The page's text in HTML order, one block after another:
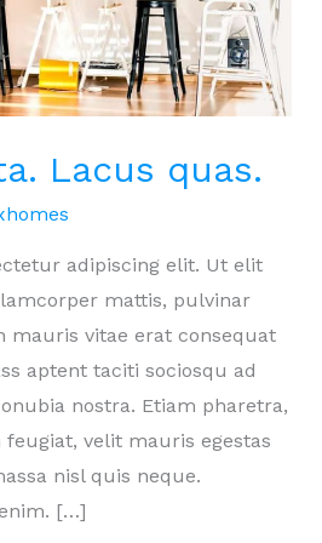
Lacus quas.
adipiscing elit. Ut elit
mattis, pulvinar
mauris vitae erat consequat
aptent taciti sociosqu ad
nostra. Etiam pharetra,
velit mauris egestas
nisl quis neque.
[…]